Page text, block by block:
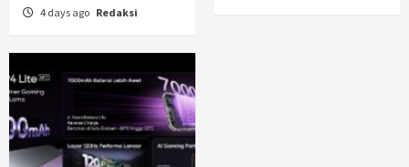
4 days ago Redaksi